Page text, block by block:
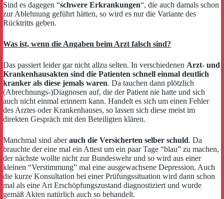
Sind es dagegen “schwere Erkrankungen“, die auch damals schon
zur Ablehnung geführt hätten, so wird es nur die Variante des
Rücktritts geben.
Was ist, wenn die Angaben beim Arzt falsch sind?
Das passiert leider gar nicht allzu selten. In verschiedenen Arzt- und
Krankenhausakten sind die Patienten schnell einmal deutlich
kranker als diese jemals waren. Da tauchen dann plötzlich
(Abrechnungs-)Diagnosen auf, die der Patient nie hatte und sich
auch nicht einmal erinnern kann. Handelt es sich um einen Fehler
des Arztes oder Krankenhauses, so lassen sich diese meist im
direkten Gespräch mit den Beteiligten klären.
Manchmal sind aberauch die Versicherten selber schuld. Da
brauchte der eine mal ein Attest um ein paar Tage “blau” zu machen,
der nächste wollte nicht zur Bundeswehr und so wird aus einer
kleinen “Verstimmung” mal eine ausgewachsene Depression. Auch
die kurze Konsultation bei einer Prüfungssituation wird dann schon
mal als eine Art Erschöpfungszustand diagnostiziert und wurde
gemäß Akten natürlich auch so behandelt.